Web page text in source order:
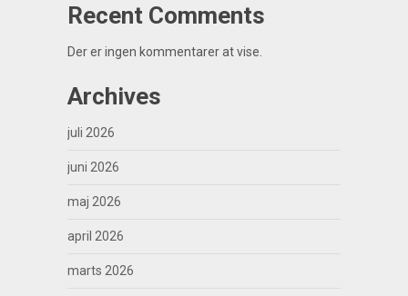
Recent Comments
Der er ingen kommentarer at vise.
Archives
juli 2026
juni 2026
maj 2026
april 2026
marts 2026